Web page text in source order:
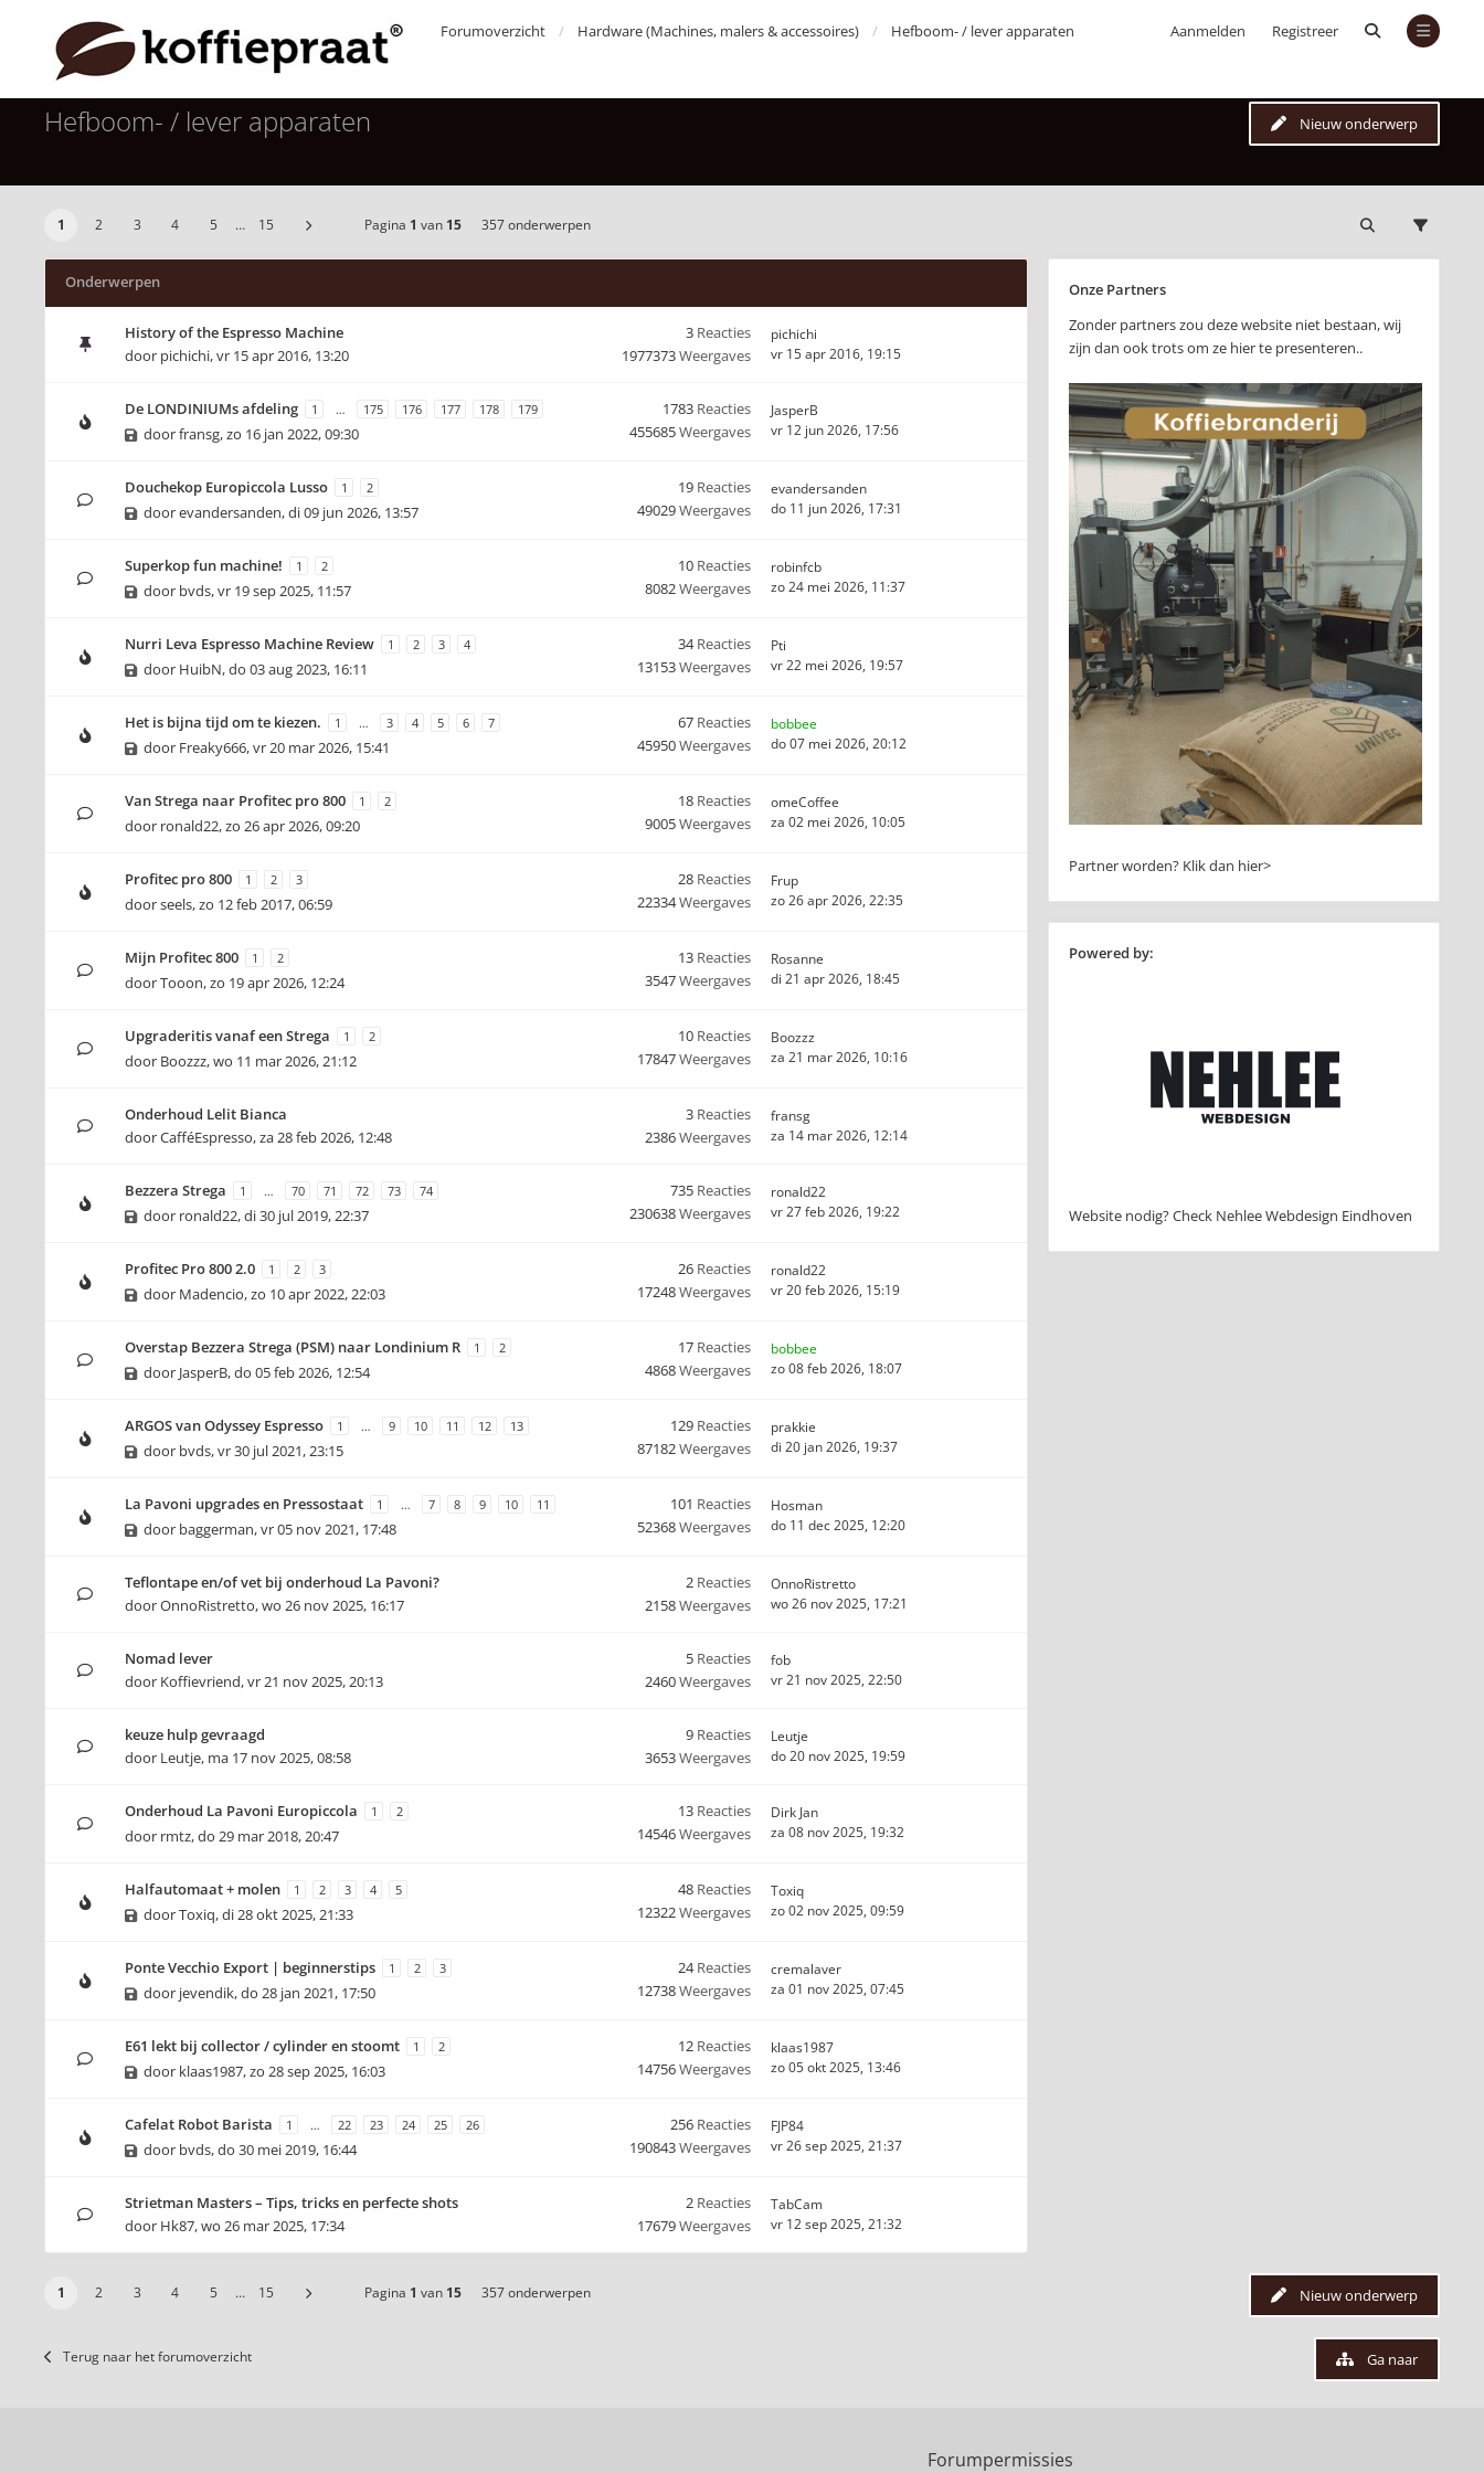
Aanmelden Registreer
Forumoverzicht Hardware (Machines, malers & accessoires) Hefboom- / lever apparaten
Hefboom- / lever apparaten Nieuw onderwerp
1 2 3 4 5 … 15 Pagina 1 van 15 357 onderwerpen
Onderwerpen
History of the Espresso Machine
door pichichi,vr 15 apr 2016, 13:20
3 Reacties
1977373Weergaves
pichichi
vr 15 apr 2016, 19:15
De LONDINIUMs afdeling 1 … 175 176 177 178 179
doorfransg,zo 16 jan 2022, 09:30
1783 Reacties
455685Weergaves
JasperB
vr 12 jun 2026, 17:56
Douchekop Europiccola Lusso 1 2
doorevandersanden,di 09 jun 2026, 13:57
19 Reacties
49029Weergaves
evandersanden
do 11 jun 2026, 17:31
Superkop fun machine! 1 2
door bvds,vr 19 sep 2025, 11:57
10 Reacties
8082Weergaves
robinfcb
zo 24 mei 2026, 11:37
Nurri Leva Espresso Machine Review 1 2 3 4
door HuibN,do 03 aug 2023, 16:11
34Reacties
13153Weergaves
Pti
vr 22 mei 2026, 19:57
Het is bijna tijd om te kiezen. 1 … 3 4 5 6 7
door Freaky666,vr 20 mar 2026, 15:41
67 Reacties
45950Weergaves
bobbee
do 07 mei 2026, 20:12
Van Strega naar Profitec pro 800 1 2
door ronald22,zo 26 apr 2026, 09:20
18 Reacties
9005Weergaves
omeCoffee
za 02 mei 2026, 10:05
Profitec pro 800 1 2 3
doorseels,zo 12 feb 2017, 06:59
28 Reacties
22334Weergaves
Frup
zo 26 apr 2026, 22:35
Mijn Profitec 800 1 2
doorTooon,zo 19 apr 2026, 12:24
13 Reacties
3547Weergaves
Rosanne
di 21 apr 2026, 18:45
Upgraderitis vanaf een Strega 1 2
door Boozzz,wo 11 mar 2026, 21:12
10 Reacties
17847Weergaves
Boozzz
za 21 mar 2026, 10:16
Onderhoud Lelit Bianca
doorCafféEspresso,za 28 feb 2026, 12:48
3 Reacties
2386Weergaves
fransg
za 14 mar 2026, 12:14
Bezzera Strega 1 … 70 71 72 73 74
door ronald22,di 30 jul 2019, 22:37
735 Reacties
230638Weergaves
ronald22
vr 27 feb 2026, 19:22
Profitec Pro 800 2.0 1 2 3
door Madencio,zo 10 apr 2022, 22:03
26 Reacties
17248Weergaves
ronald22
vr 20 feb 2026, 15:19
Overstap Bezzera Strega (PSM) naar Londinium R 1 2
door JasperB,do 05 feb 2026, 12:54
17 Reacties
4868Weergaves
bobbee
zo 08 feb 2026, 18:07
ARGOS van Odyssey Espresso 1 … 9 10 11 12 13
door bvds,vr 30 jul 2021, 23:15
129 Reacties
87182Weergaves
prakkie
di 20 jan 2026, 19:37
La Pavoni upgrades en Pressostaat 1 … 7 8 9 10 11
door baggerman,vr 05 nov 2021, 17:48
101 Reacties
52368Weergaves
Hosman
do 11 dec 2025, 12:20
Teflontape en/of vet bij onderhoud La Pavoni?
doorOnnoRistretto,wo 26 nov 2025, 16:17
2 Reacties
2158Weergaves
OnnoRistretto
wo 26 nov 2025, 17:21
Nomad lever
door Koffievriend,vr 21 nov 2025, 20:13
5 Reacties
2460Weergaves
fob
vr 21 nov 2025, 22:50
keuze hulp gevraagd
door Leutje, ma 17 nov 2025, 08:58
9 Reacties
3653Weergaves
Leutje
do 20 nov 2025, 19:59
Onderhoud La Pavoni Europiccola 1 2
door rmtz,do 29 mar 2018, 20:47
13 Reacties
14546Weergaves
Dirk Jan
za 08 nov 2025, 19:32
Halfautomaat + molen 1 2 3 4 5
doorToxiq,di 28 okt 2025, 21:33
48 Reacties
12322Weergaves
Toxiq
zo 02 nov 2025, 09:59
Ponte Vecchio Export | beginnerstips 1 2 3
door jevendik,do 28 jan 2021, 17:50
24Reacties
12738Weergaves
cremalaver
za 01 nov 2025, 07:45
E61 lekt bij collector / cylinder en stoomt 1 2
door klaas1987,zo 28 sep 2025, 16:03
12 Reacties
14756Weergaves
klaas1987
zo 05 okt 2025, 13:46
Cafelat Robot Barista 1 … 22 23 24 25 26
door bvds,do 30 mei 2019, 16:44
256 Reacties
190843Weergaves
FJP84
vr 26 sep 2025, 21:37
Strietman Masters – Tips, tricks en perfecte shots
door Hk87,wo 26 mar 2025, 17:34
2 Reacties
17679Weergaves
TabCam
vr 12 sep 2025, 21:32
Onze Partners
Zonder partners zou deze website niet bestaan, wij
zijn dan ook trots om ze hier te presenteren..
Partner worden? Klik dan hier>
Powered by:
Website nodig? Check Nehlee Webdesign Eindhoven
Nieuw onderwerp
1 2 3 4 5 … 15 Pagina 1 van 15 357 onderwerpen
Terug naar het forumoverzicht Ga naar
Forumpermissies